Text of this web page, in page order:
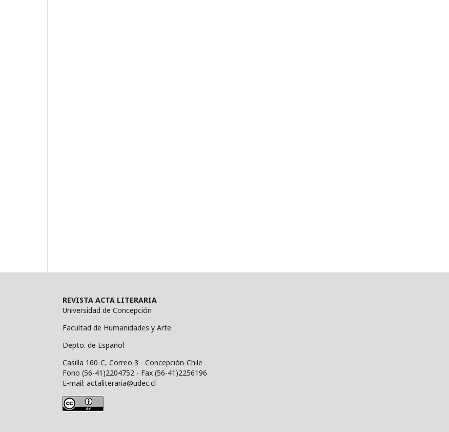
REVISTA ACTA LITERARIA
Universidad de Concepción
Facultad de Humanidades y Arte
Depto. de Español
Casilla 160-C, Correo 3 - Concepción-Chile
Fono (56-41)2204752 - Fax (56-41)2256196
E-mail: actaliteraria@udec.cl